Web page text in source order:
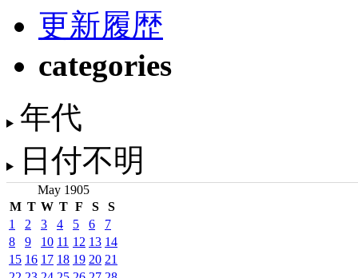
更新履歴
categories
年代
日付不明
May 1905
M T W T F S S
1 2 3 4 5 6
7
8
9 10 11 12 13 14
15 16 17 18 19 20 21